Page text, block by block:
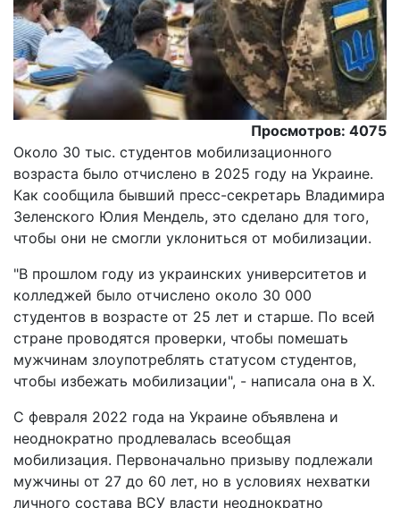
Просмотров: 4075
Около 30 тыс. студентов мобилизационного
возраста было отчислено в 2025 году на Украине.
Как сообщила бывший пресс-секретарь Владимира
Зеленского Юлия Мендель, это сделано для того,
чтобы они не смогли уклониться от мобилизации.
"В прошлом году из украинских университетов и
колледжей было отчислено около 30 000
студентов в возрасте от 25 лет и старше. По всей
стране проводятся проверки, чтобы помешать
мужчинам злоупотреблять статусом студентов,
чтобы избежать мобилизации", - написала она в Х.
С февраля 2022 года на Украине объявлена и
неоднократно продлевалась всеобщая
мобилизация. Первоначально призыву подлежали
мужчины от 27 до 60 лет, но в условиях нехватки
личного состава ВСУ власти неоднократно